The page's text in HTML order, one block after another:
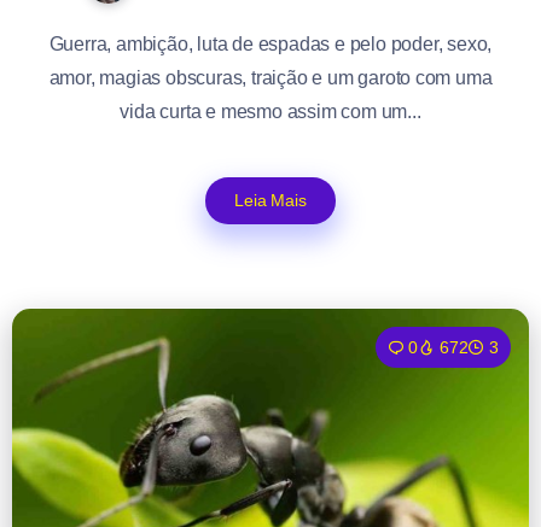
Guerra, ambição, luta de espadas e pelo poder, sexo,
amor, magias obscuras, traição e um garoto com uma
vida curta e mesmo assim com um...
Leia Mais
0 672 3